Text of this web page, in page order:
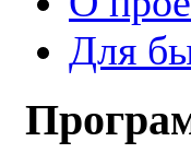
Для